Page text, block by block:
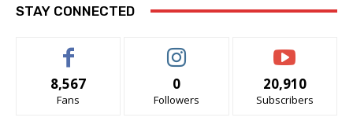
STAY CONNECTED
8,567
Fans
0
Followers
20,910
Subscribers